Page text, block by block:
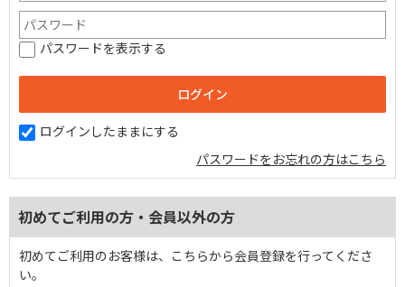
パスワードを表示する
ログインしたままにする
パスワードをお忘れの方はこちら
初めてご利用の方・会員以外の方
初めてご利用のお客様は、こちらから会員登録を行ってくださ
い。